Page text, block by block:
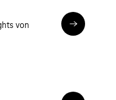
von
Zu